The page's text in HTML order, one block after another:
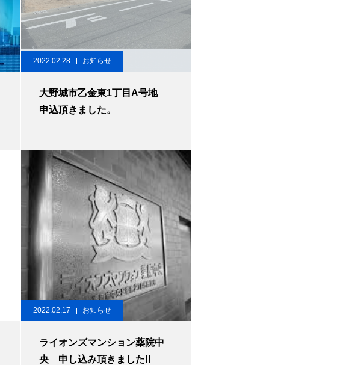
2022.02.28 お知らせ
大野城市乙金東1丁目A号地
申込頂きました。
2022.02.17 お知らせ
ライオンズマンション薬院中
央 申し込み頂きました!!